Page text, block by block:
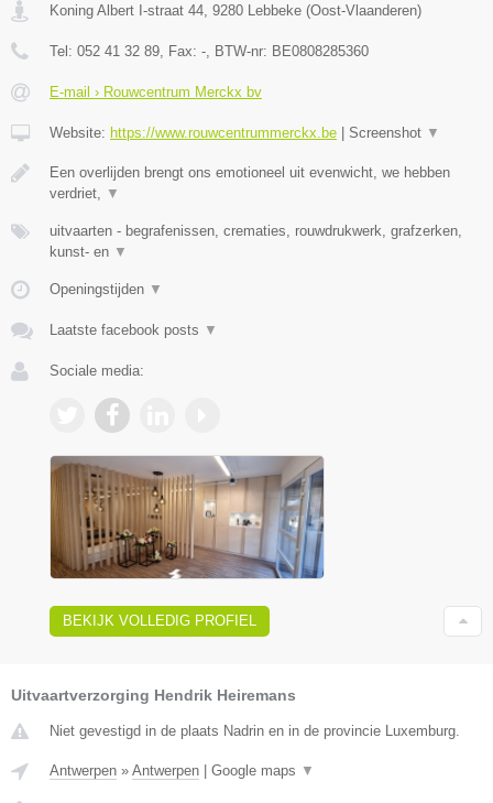
Koning Albert I-straat 44 9280 Lebbeke (Oost-Vlaanderen)
Tel: 052 41 32 89 , Fax: - , BTW-nr: BE0808285360
E-mail › Rouwcentrum Merckx bv
Website: https://www.rouwcentrummerckx.be | Screenshot ▼
Een overlijden brengt ons emotioneel uit evenwicht, we hebben
verdriet,
▼
uitvaarten - begrafenissen, crematies, rouwdrukwerk, grafzerken,
kunst- en ▼
Openingstijden ▼
Laatste facebook posts ▼
Sociale media:
BEKIJK VOLLEDIG PROFIEL
Uitvaartverzorging Hendrik Heiremans
Niet gevestigd in de plaats Nadrin en in de provincie Luxemburg.
Antwerpen » Antwerpen | Google maps ▼